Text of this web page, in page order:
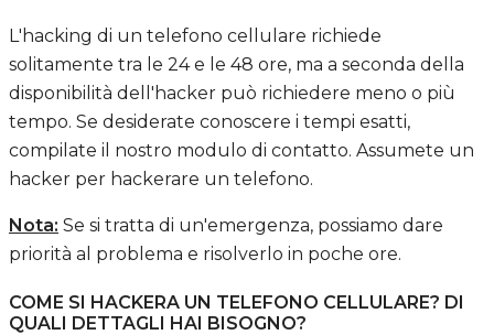
L'hacking di un telefono cellulare richiede
solitamente tra le 24 e le 48 ore, ma a seconda della
disponibilità dell'hacker può richiedere meno o più
tempo. Se desiderate conoscere i tempi esatti,
compilate il nostro modulo di contatto. Assumete un
hacker per hackerare un telefono.
Nota: Se si tratta di un'emergenza, possiamo dare
priorità al problema e risolverlo in poche ore.
COME SI HACKERA UN TELEFONO CELLULARE? DI
QUALI DETTAGLI HAI BISOGNO?